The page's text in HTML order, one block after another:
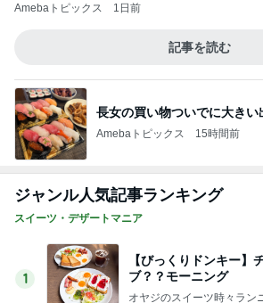
Amebaトピックス 1日前
記事を読む
長女の買い物ついでに大きい
Amebaトピックス 15時間前
ジャンル人気記事ランキング
スイーツ・デザートマニア
1
【びっくりドンキー】
ブ？？モーニング
オヤジのスイーツ時々ラン